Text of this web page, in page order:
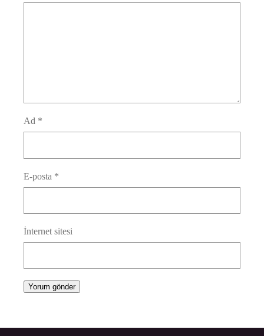
Ad *
E-posta *
İnternet sitesi